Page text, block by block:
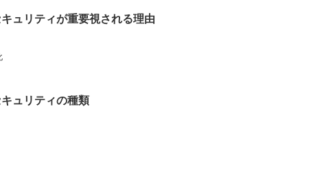
ュリティが重要視される理由
ュリティの種類